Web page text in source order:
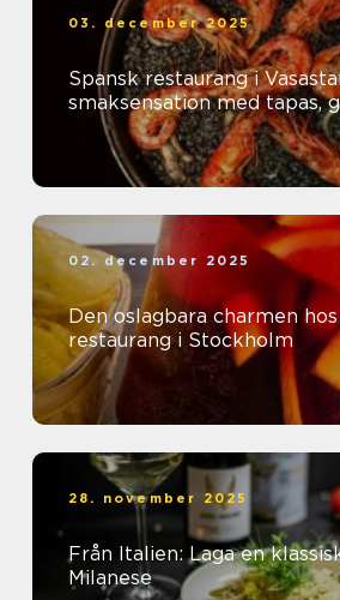
03. december 2025
Spansk restaurang i
smaksensation med tapas,
02. december 2025
Den oslagbara charmen
restaurang i Stockholm
28. november 2025
Från Italien: Laga en
Milanese